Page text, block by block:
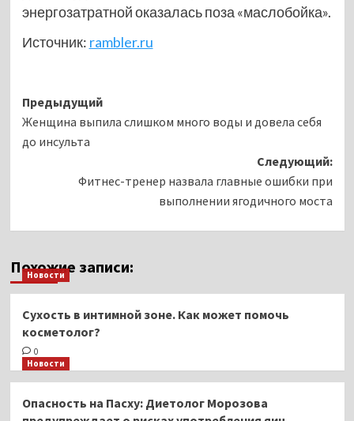
энергозатратной оказалась поза «маслобойка».
Источник: rambler.ru
Навигация
записи
Предыдущий
Женщина выпила слишком много воды и довела себя
до инсульта
Следующий:
Фитнес-тренер назвала главные ошибки при
выполнении ягодичного моста
Похожие записи:
Новости
Сухость в интимной зоне. Как может помочь
косметолог?
0
Новости
Опасность на Пасху: Диетолог Морозова